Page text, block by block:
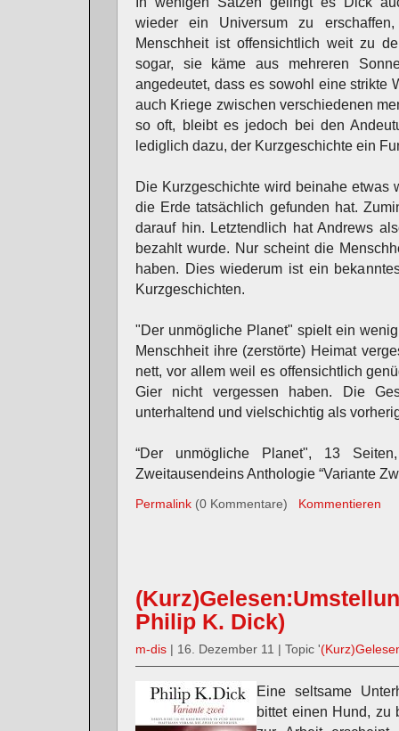
wieder ein Universum zu
Menschheit ist offensichtlich weit zu
sogar, sie käme aus mehreren
angedeutet, dass es sowohl eine strikte
auch Kriege zwischen verschiedenen
so oft, bleibt es jedoch bei den
lediglich dazu, der Kurzgeschichte ein
Die Kurzgeschichte wird beinahe etwas
die Erde tatsächlich gefunden hat.
darauf hin. Letztendlich hat Andrews
bezahlt wurde. Nur scheint die
haben. Dies wiederum ist ein
Kurzgeschichten.
"Der unmögliche Planet" spielt ein
Menschheit ihre (zerstörte) Heimat
nett, vor allem weil es offensichtlich
Gier nicht vergessen haben. Die
unterhaltend und vielschichtig als
“Der unmögliche Planet", 13
Zweitausendeins Anthologie “Variante
Permalink (0 Kommentare) Kommentieren
Philip K. Dick)
m-dis | 16. Dezember 11 | Topic '
Eine seltsame
bittet einen Hund, zu